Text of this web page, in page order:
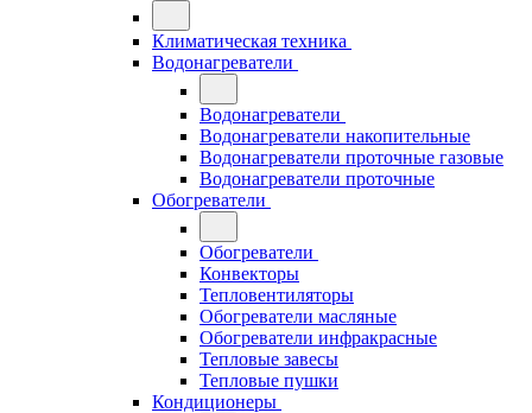
Климатическая техника
Водонагреватели
Водонагреватели
Водонагреватели накопительные
Водонагреватели проточные газовые
Водонагреватели проточные
Обогреватели
Обогреватели
Конвекторы
Тепловентиляторы
Обогреватели масляные
Обогреватели инфракрасные
Тепловые завесы
Тепловые пушки
Кондиционеры